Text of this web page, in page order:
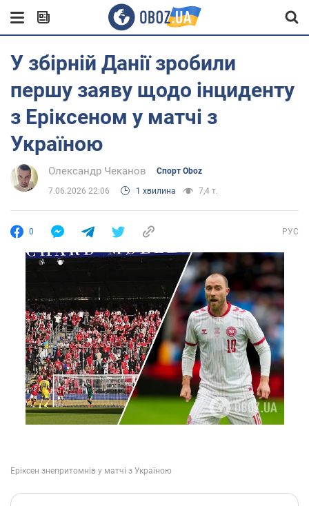
У збірній Данії зробили
першу заяву щодо інциденту
з Еріксеном у матчі з
Україною
Олександр Чеканов Спорт Oboz
7.06.2026 22:06 1 хвилина 7,4 т.
0 РУС